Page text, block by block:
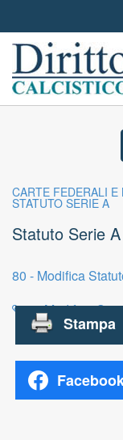
CARTE FEDERALI E
STATUTO SERIE A
Statuto Serie
80 - Modifica
80-Modifica-